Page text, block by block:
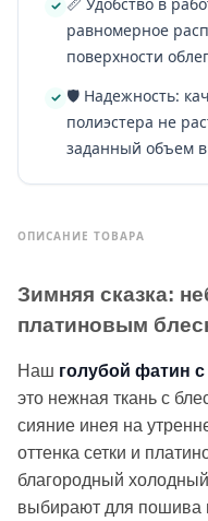
равномерное
поверхности
🛡️ Надежность:
полиэстера не
заданный объем
ОПИСАНИЕ ТОВАРА
Зимняя сказка:
платиновым
Наш голубой фатин
это нежная ткань с
сияние инея на
оттенка сетки и
благородный
выбирают для пошива